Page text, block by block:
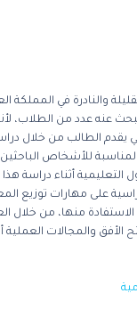
والنادرة في المملكة
عنه عدد من الطلاب،
يقدم الطالب من خلال
للأشخاص
أثناء دراسة
على مهارات توزيع
الاستفادة منها، من خلال
والمجالات العملية